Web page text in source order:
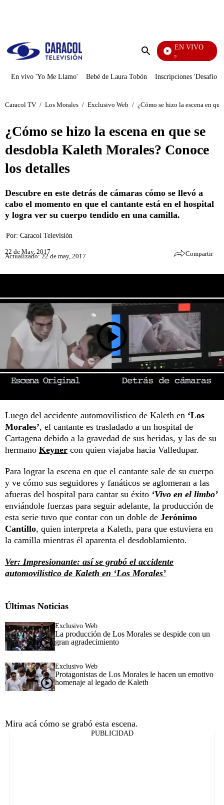
Enviar
EN VIVO
Yo Me Llamo
En vivo 'Yo Me Llamo' Bebé de Laura Tobón Inscripciones 'Desafío'
Caracol TV / Los Morales / Exclusivo Web / ¿Cómo se hizo la escena en
¿Cómo se hizo la escena en que se
desdobla Kaleth Morales? Conoce
los detalles
Descubre en este detrás de cámaras cómo se llevó a
cabo el momento en que el cantante está en el hospital
y logra ver su cuerpo tendido en una camilla.
Por: Caracol Televisión
22 de May, 2017
Actualizado: 22 de may, 2017 Compartir
Luego del accidente automovilístico de Kaleth en ‘Los
Morales’, el cantante es trasladado a un hospital de
Cartagena debido a la gravedad de sus heridas, y las de su
hermano Keyner con quien viajaba hacia Valledupar.
Para lograr la escena en que el cantante sale de su cuerpo
y ve cómo sus seguidores y fanáticos se aglomeran a las
afueras del hospital para cantar su éxito ‘Vivo en el limbo’
enviándole fuerzas para seguir adelante, la producción de
esta serie tuvo que contar con un doble de Jerónimo
Cantillo, quien interpreta a Kaleth, para que estuviera en
la camilla mientras él aparenta el desdoblamiento.
Ver: Impresionante: así se grabó el accidente
automovilístico de Kaleth en ‘Los Morales’
Últimas Noticias
Exclusivo Web
La producción de Los Morales se despide con un
gran agradecimiento
Exclusivo Web
Protagonistas de Los Morales le hacen un emotivo
homenaje al legado de Kaleth
Mira acá cómo se grabó esta escena.
PUBLICIDAD